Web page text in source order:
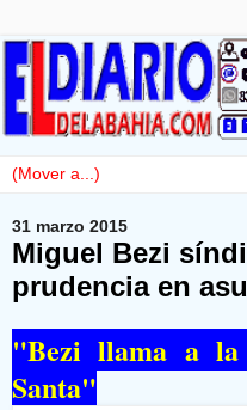
31 marzo 2015
Miguel Bezi
prudencia en
"Bezi llama a la
Santa"